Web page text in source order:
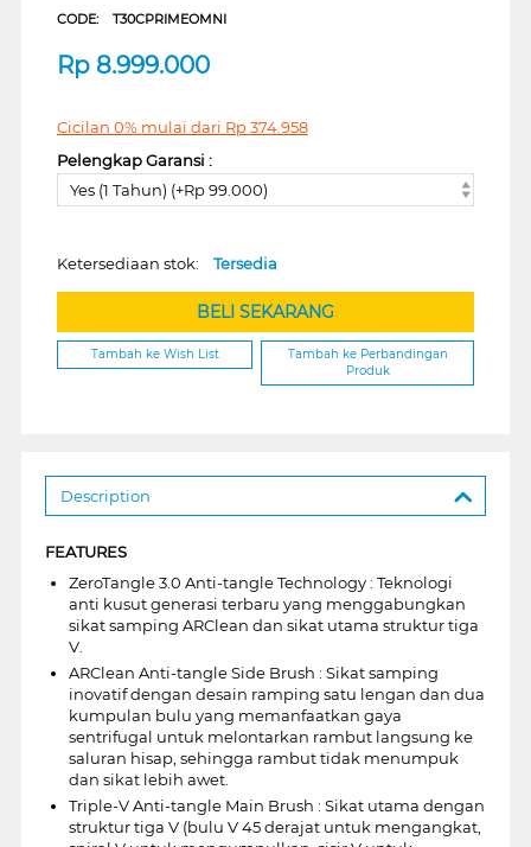
CODE: T30CPRIMEOMNI
Rp 8.999.000
Cicilan 0% mulai dari Rp374.958
Pelengkap Garansi :
Yes (1 Tahun) (+Rp 99.000)
Ketersediaan stok: Tersedia
BELI SEKARANG
Tambah ke Wish List
Tambah ke Perbandingan
Produk
Description
FEATURES
ZeroTangle 3.0 Anti-tangle Technology : Teknologi
anti kusut generasi terbaru yang menggabungkan
sikat samping ARClean dan sikat utama struktur tiga
V.
ARClean Anti-tangle Side Brush : Sikat samping
inovatif dengan desain ramping satu lengan dan dua
kumpulan bulu yang memanfaatkan gaya
sentrifugal untuk melontarkan rambut langsung ke
saluran hisap, sehingga rambut tidak menumpuk
dan sikat lebih awet.
Triple-V Anti-tangle Main Brush : Sikat utama dengan
struktur tiga V (bulu V 45 derajat untuk mengangkat,